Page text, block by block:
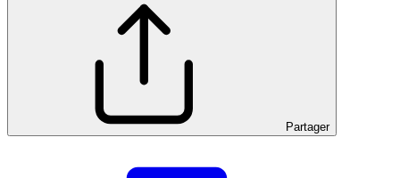
Partager